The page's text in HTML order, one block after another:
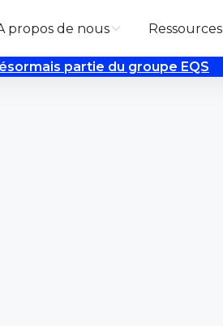
propos de nous Ressources
partie du groupe EQS